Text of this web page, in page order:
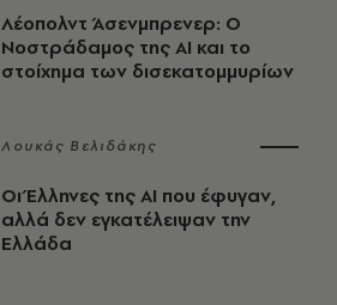
Λέοπολντ Άσενμπρενερ: Ο
Νοστράδαμος της AI και το
στοίχημα των δισεκατομμυρίων
Λουκάς Βελιδάκης
Οι Έλληνες της ΑΙ που έφυγαν,
αλλά δεν εγκατέλειψαν την
Ελλάδα